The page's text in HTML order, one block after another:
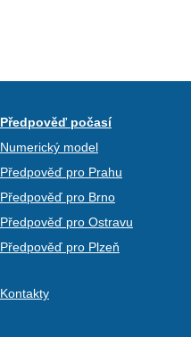
Předpověď počasí
Numerický model
Předpověď pro Prahu
Předpověď pro Brno
Předpověď pro Ostravu
Předpověď pro Plzeň
Kontakty